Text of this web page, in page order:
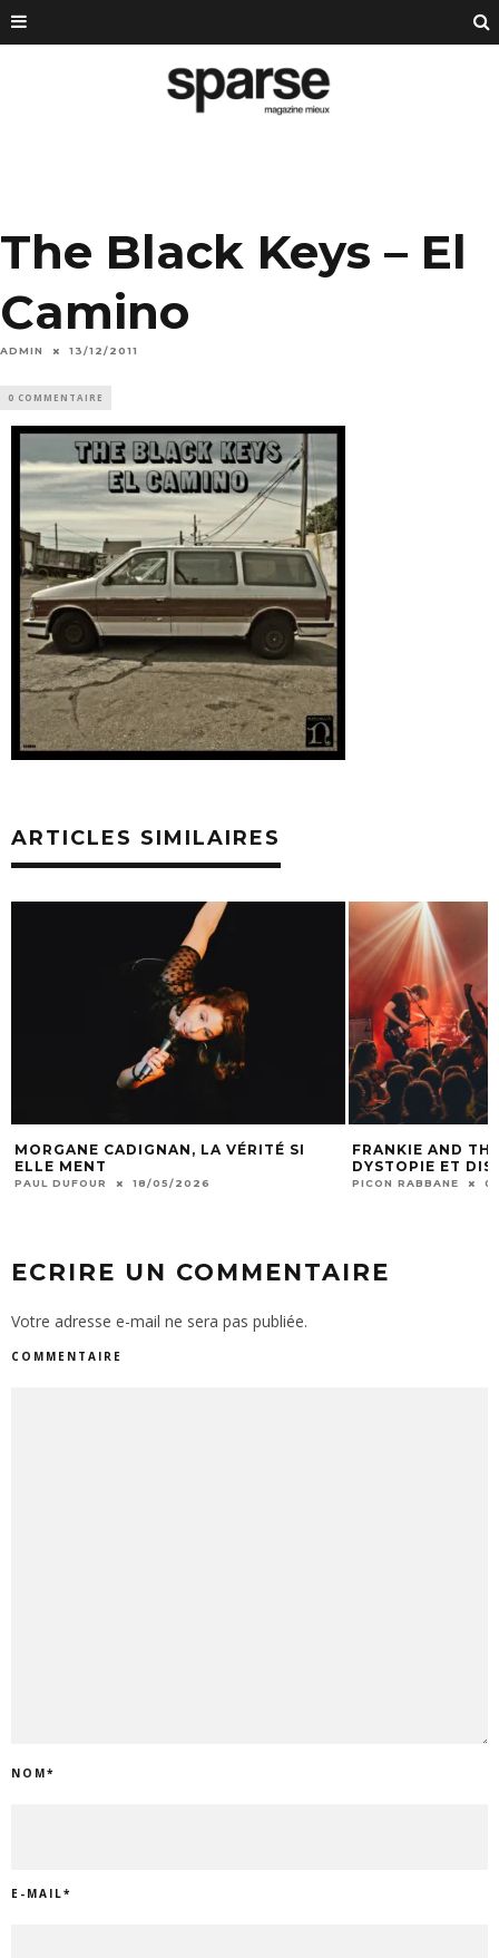
The Black Keys – El
Camino
ADMIN 13/12/2011
0 COMMENTAIRE
ARTICLES SIMILAIRES
MORGANE CADIGNAN, LA VÉRITÉ SI
ELLE MENT
PAUL DUFOUR 18/05/2026
FRANKIE AND
DYSTOPIE ET
PICON RABBANE
ECRIRE UN COMMENTAIRE
Votre adresse e-mail ne sera pas publiée.
COMMENTAIRE
NOM*
E-MAIL*